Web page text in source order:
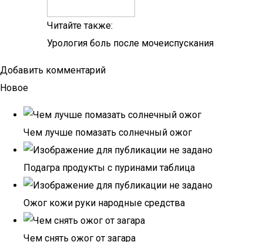
Читайте также:
Урология боль после мочеиспускания
Добавить комментарий
Новое
Чем лучше помазать солнечный ожог
Подагра продукты с пуринами таблица
Ожог кожи руки народные средства
Чем снять ожог от загара